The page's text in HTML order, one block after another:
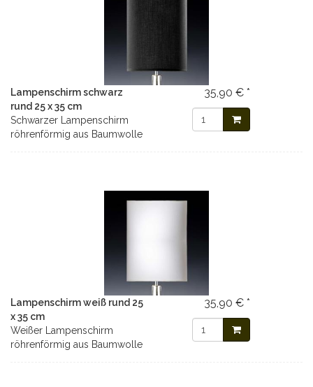
Lampenschirm schwarz
rund 25 x 35 cm
Schwarzer Lampenschirm
röhrenförmig aus Baumwolle
35,90 € *
Lampenschirm weiß rund 25
x 35 cm
Weißer Lampenschirm
röhrenförmig aus Baumwolle
35,90 € *